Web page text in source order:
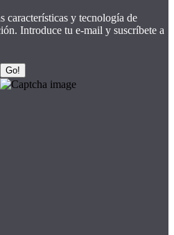
características y tecnología de
Introduce tu e-mail y suscríbete a
Go!